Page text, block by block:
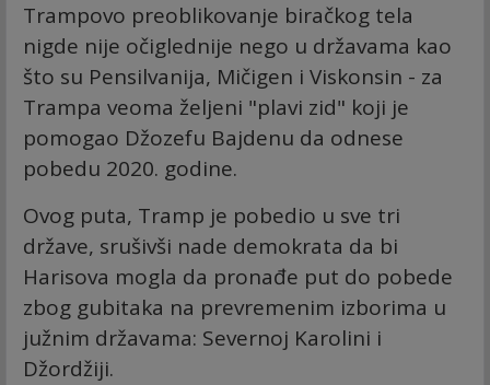
Trampovo preoblikovanje biračkog tela
nigde nije očiglednije nego u državama kao
što su Pensilvanija, Mičigen i Viskonsin - za
Trampa veoma željeni "plavi zid" koji je
pomogao Džozefu Bajdenu da odnese
pobedu 2020. godine.
Ovog puta, Tramp je pobedio u sve tri
države, srušivši nade demokrata da bi
Harisova mogla da pronađe put do pobede
zbog gubitaka na prevremenim izborima u
južnim državama: Severnoj Karolini i
Džordžiji.